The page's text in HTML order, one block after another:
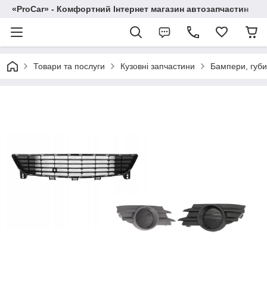
«ProCar» - Комфортний Інтернет магазин автозапчастин
Товари та послуги Кузовні запчастини Бампери,